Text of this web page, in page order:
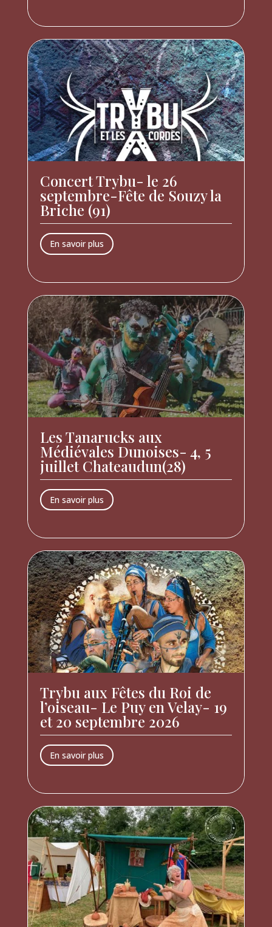
Concert Trybu- le 26
septembre-Fête de Souzy la
Briche (91)
En savoir plus
Les Tanarucks aux
Médiévales Dunoises- 4, 5
juillet Chateaudun(28)
En savoir plus
Trybu aux Fêtes du Roi de
l’oiseau- Le Puy en Velay- 19
et 20 septembre 2026
En savoir plus